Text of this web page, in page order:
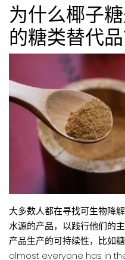
为什么椰子
的糖类替代品
大多数人都在寻找可生物降
水源的产品，以践行他们的
产品生产的可持续性，比
almost everyone has in